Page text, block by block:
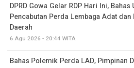
DPRD Gowa Gelar RDP Hari Ini, Bahas
Pencabutan Perda Lembaga Adat dan
Daerah
6 Agu 2026 - 20:44 WITA
Bahas Polemik Perda LAD, Pimpinan